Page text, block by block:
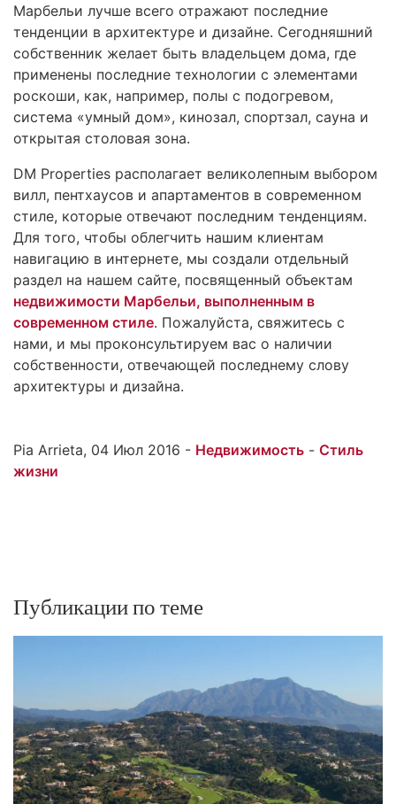
Марбельи лучше всего отражают последние
тенденции в архитектуре и дизайне. Сегодняшний
собственник желает быть владельцем дома, где
применены последние технологии с элементами
роскоши, как, например, полы с подогревом,
система «умный дом», кинозал, спортзал, сауна и
открытая столовая зона.
DM Properties располагает великолепным выбором
вилл, пентхаусов и апартаментов в современном
стиле, которые отвечают последним тенденциям.
Для того, чтобы облегчить нашим клиентам
навигацию в интернете, мы создали отдельный
раздел на нашем сайте, посвященный объектам
недвижимости Марбельи, выполненным в
современном стиле. Пожалуйста, свяжитесь с
нами, и мы проконсультируем вас о наличии
собственности, отвечающей последнему слову
архитектуры и дизайна.
Pia Arrieta, 04 Июл 2016 - Недвижимость - Стиль
жизни
Публикации по теме